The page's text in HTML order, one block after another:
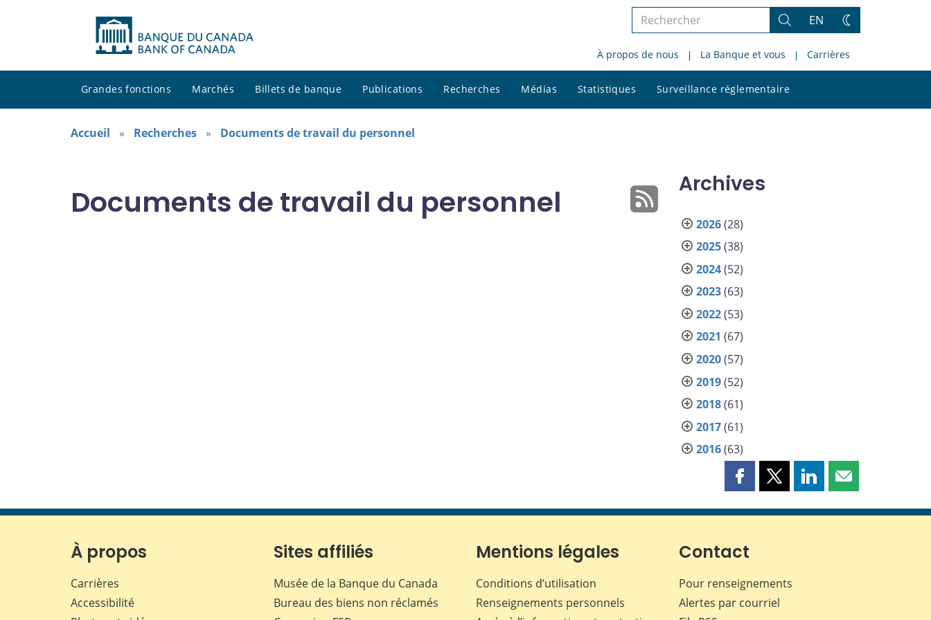
Rechercher
le
site
Rechercher
EN
Changez
thème
À propos de nous La Banque et vous Carrières
Grandes fonctions Marchés Billets de banque Publications Recherches Médias Statistiques Surveillance réglementaire
le
Accueil Recherches Documents de travail du personnel
Documents de travail du personnel Archives
2026(28)
2025(38)
2024(52)
2023(63)
2022(53)
2021 (67)
2020(57)
2019(52)
2018(61)
2017(61)
2016(63)
Partager
page
Facebook
Partager
page
Partager
page
Partager
page
À propos
Carrières
Accessibilité
Sites affiliés
Musée de la Banque du Canada
Bureau des biens non réclamés
Mentions légales
Conditions d’utilisation
Renseignements personnels
Contact
Pour renseignements
Alertes par courriel